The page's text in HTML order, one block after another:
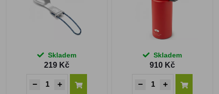
Skladem
219 Kč
Skladem
910 Kč